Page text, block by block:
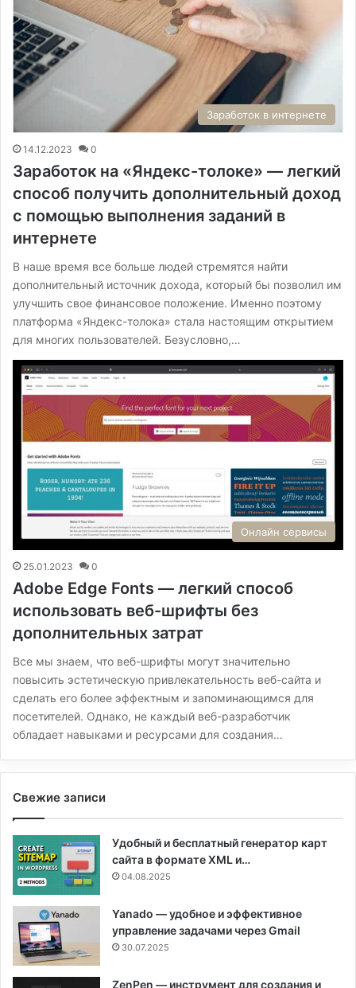
Заработок в интернете
14.12.2023 0
Заработок на «Яндекс-толоке» — легкий
способ получить дополнительный доход
с помощью выполнения заданий в
интернете
В наше время все больше людей стремятся найти
дополнительный источник дохода, который бы позволил им
улучшить свое финансовое положение. Именно поэтому
платформа «Яндекс-толока» стала настоящим открытием
для многих пользователей. Безусловно,…
Онлайн сервисы
25.01.2023 0
Adobe Edge Fonts — легкий способ
использовать веб-шрифты без
дополнительных затрат
Все мы знаем, что веб-шрифты могут значительно
повысить эстетическую привлекательность веб-сайта и
сделать его более эффектным и запоминающимся для
посетителей. Однако, не каждый веб-разработчик
обладает навыками и ресурсами для создания…
Свежие записи
Удобный и бесплатный генератор карт
сайта в формате XML и…
04.08.2025
Yanado — удобное и эффективное
управление задачами через Gmail
30.07.2025
ZenPen — инструмент для создания и